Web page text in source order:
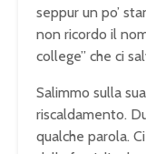
seppur un po’
non ricordo il
college” che ci
Salimmo sulla
riscaldamento.
qualche parola.